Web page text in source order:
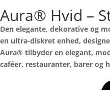
Aura® Hvid –
Den elegante, dekorative og
en ultra-diskret enhed,
Aura® tilbyder en elegant,
caféer, restauranter, barer og